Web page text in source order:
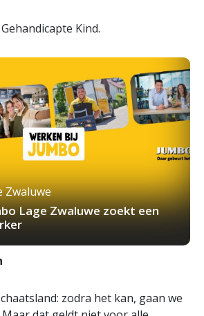
Kind.
Zwaluwe
Lage Zwaluwe zoekt een
zodra het kan, gaan we